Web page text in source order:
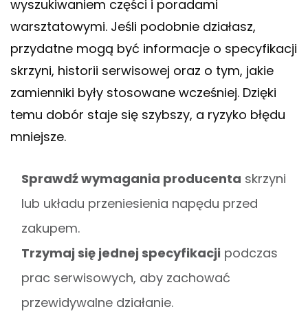
wyszukiwaniem części i poradami
warsztatowymi. Jeśli podobnie działasz,
przydatne mogą być informacje o specyfikacji
skrzyni, historii serwisowej oraz o tym, jakie
zamienniki były stosowane wcześniej. Dzięki
temu dobór staje się szybszy, a ryzyko błędu
mniejsze.
Sprawdź wymagania producenta skrzyni
lub układu przeniesienia napędu przed
zakupem.
Trzymaj się jednej specyfikacji podczas
prac serwisowych, aby zachować
przewidywalne działanie.